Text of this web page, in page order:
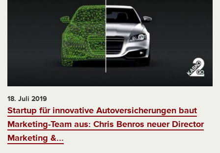
18. Juli 2019
Startup für innovative Autoversicherungen baut
Marketing-Team aus: Chris Benros neuer Director
Marketing &...